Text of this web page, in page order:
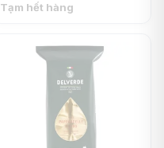
Tạm hết hàng